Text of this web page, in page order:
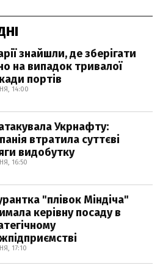
знайшли, де зберігати
на випадок тривалої
портів
14:00
Укрнафту:
втратила суттєві
видобутку
16:50
"плівок Міндіча"
керівну посаду в
17:10